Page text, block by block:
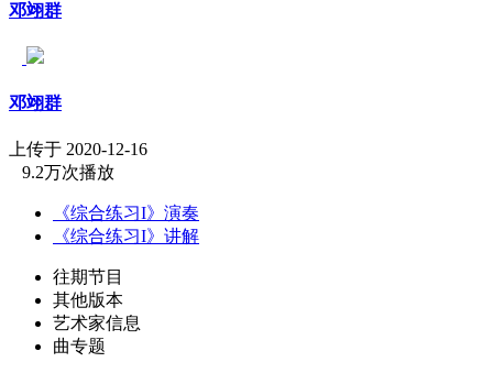
邓翊群
邓翊群
上传于 2020-12-16
9.2万次播放
《综合练习I》演奏
《综合练习I》讲解
往期节目
其他版本
艺术家信息
曲专题